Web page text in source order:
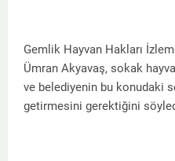
Gemlik Hayvan Hakları
Ümran Akyavaş, sokak
ve belediyenin bu konudaki
getirmesini gerektiğini